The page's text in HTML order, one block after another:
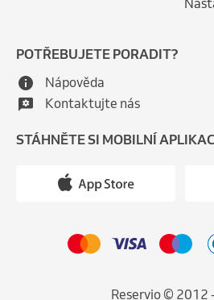
POTŘEBUJETE PORADIT?
Nápověda
Kontaktujte nás
STÁHNĚTE SI MOBILNÍ
Reservio © 2012